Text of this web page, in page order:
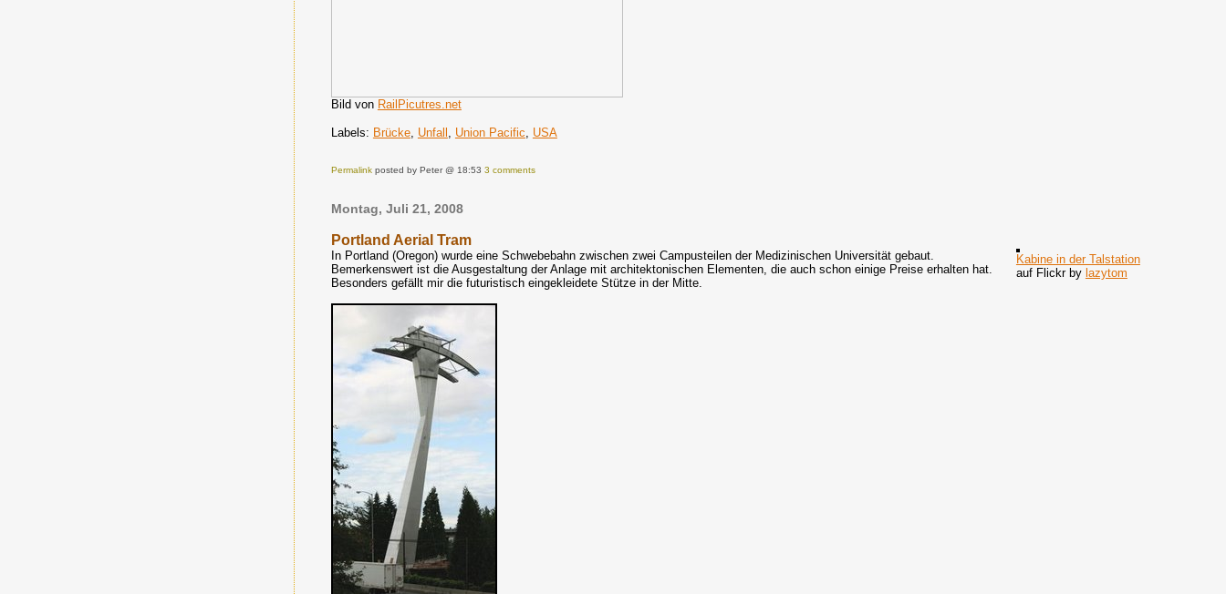
Bild von RailPicutres.net
Labels: Brücke, Unfall , Union Pacific, USA
Permalinkposted by Peter @ 18:53 3 comments
Montag, Juli 21, 2008
Portland Aerial Tram
Kabine in der Talstation
auf Flickr by lazytom
In Portland (Oregon) wurde eine Schwebebahn zwischen zwei Campusteilen der Medizinischen Universität gebaut.
Bemerkenswert ist die Ausgestaltung der Anlage mit architektonischen Elementen, die auch schon einige Preise erhalten hat.
Besonders gefällt mir die futuristisch eingekleidete Stütze in der Mitte.